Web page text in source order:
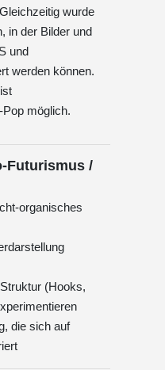
wurde
in der Bilder und
und
werden können.
möglich.
Futurismus /
organisches
(Hooks,
die sich auf